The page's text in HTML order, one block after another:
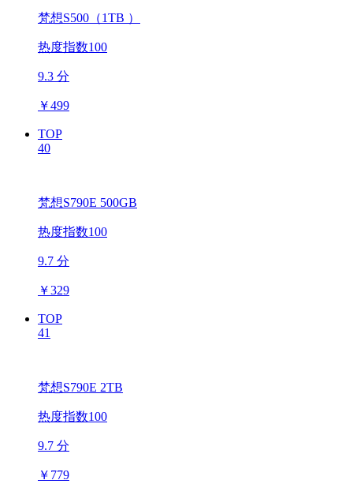
梵想S500（1TB ）
热度指数100
9.3 分
￥499
TOP
40
梵想S790E 500GB
热度指数100
9.7 分
￥329
TOP
41
梵想S790E 2TB
热度指数100
9.7 分
￥ 779